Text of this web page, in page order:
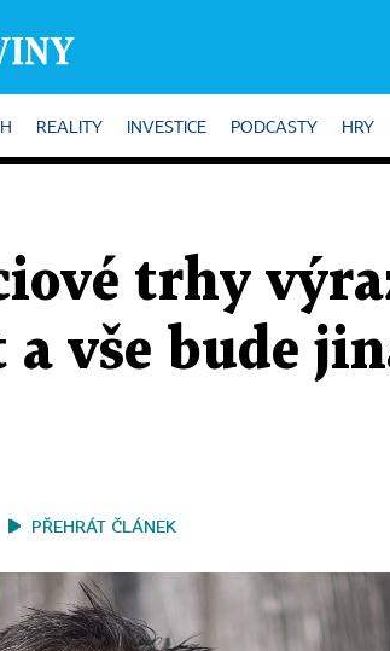
REALITY INVESTICE PODCASTY HRY
trhy
a vše bude
PŘEHRÁT ČLÁNEK